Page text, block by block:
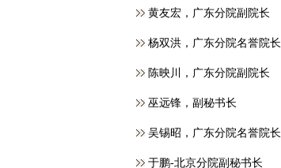
黄友宏，广东分院副院长
杨双洪，广东分院名誉院长
陈映川，广东分院副院长
巫远锋，副秘书长
吴锡昭，广东分院名誉院长
于鹏-北京分院副秘书长